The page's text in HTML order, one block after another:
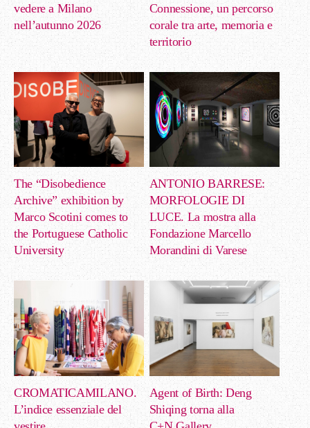
vedere a Milano
nell’autunno 2026
Connessione, un percorso
corale tra arte, memoria e
territorio
The “Disobedience
Archive” exhibition by
Marco Scotini comes to
the Portuguese Catholic
University
ANTONIO BARRESE:
MORFOLOGIE DI
LUCE. La mostra alla
Fondazione Marcello
Morandini di Varese
CROMATICAMILANO.
L’indice essenziale del
Agent of Birth: Deng
Shiqing torna alla